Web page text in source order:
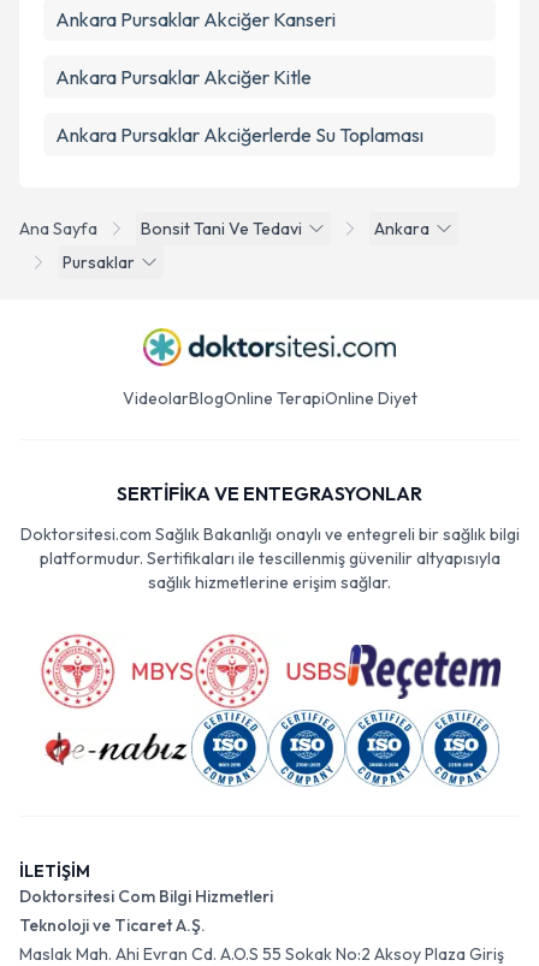
Ana Sayfa Bonsit Tani Ve Tedavi
Ankara
Pursaklar
Ankara Pursaklar Akciğer Kanseri
Ankara Pursaklar Akciğer Kitle
Ankara Pursaklar Akciğerlerde Su Toplaması
VideolarBlogOnline TerapiOnline Diyet
SERTİFİKA VE ENTEGRASYONLAR
Doktorsitesi.com Sağlık Bakanlığı onaylı ve entegreli bir sağlık bilgi
platformudur. Sertifikaları ile tescillenmiş güvenilir altyapısıyla
sağlık hizmetlerine erişim sağlar.
İLETİŞİM
Doktorsitesi Com Bilgi Hizmetleri
Teknoloji ve Ticaret A.Ş.
Maslak Mah. Ahi Evran Cd. A.O.S 55 Sokak No:2 Aksoy Plaza Giriş